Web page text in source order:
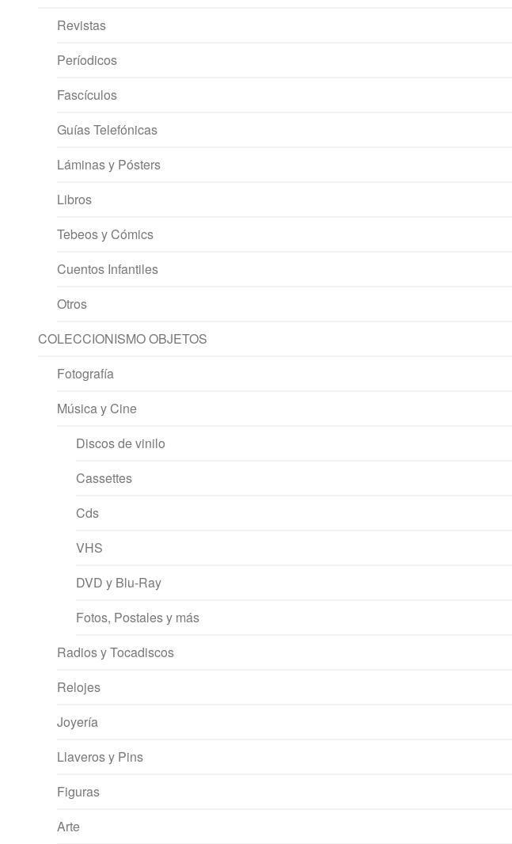
Revistas
Períodicos
Fascículos
Guías Telefónicas
Láminas y Pósters
Libros
Tebeos y Cómics
Cuentos Infantiles
Otros
COLECCIONISMO OBJETOS
Fotografía
Música y Cine
Discos de vinilo
Cassettes
Cds
VHS
DVD y Blu-Ray
Fotos, Postales y más
Radios y Tocadiscos
Relojes
Joyería
Llaveros y Pins
Figuras
Arte